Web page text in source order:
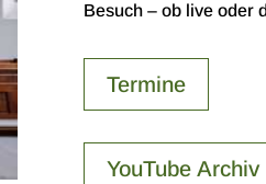
Besuch – ob live oder
Termine
YouTube Archiv